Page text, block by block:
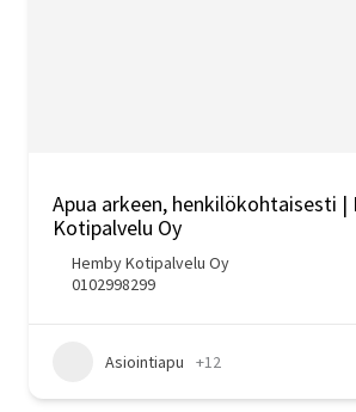
Apua arkeen, henkilökohtaisesti |
Kotipalvelu Oy
Hemby Kotipalvelu Oy
0102998299
Asiointiapu +12